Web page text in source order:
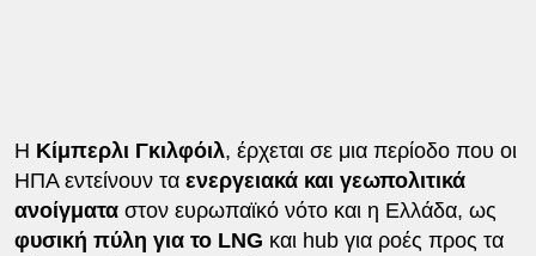
Η Κίμπερλι Γκιλφόιλ, έρχεται σε μια περίοδο που οι
ΗΠΑ εντείνουν τα ενεργειακά και γεωπολιτικά
ανοίγματαστον ευρωπαϊκό νότο και η Ελλάδα, ως
φυσική πύλη για το LNG και hub για ροές προς τα